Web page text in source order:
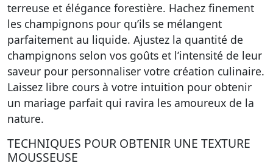
terreuse et élégance forestière. Hachez finement
les champignons pour qu’ils se mélangent
parfaitement au liquide. Ajustez la quantité de
champignons selon vos goûts et l’intensité de leur
saveur pour personnaliser votre création culinaire.
Laissez libre cours à votre intuition pour obtenir
un mariage parfait qui ravira les amoureux de la
nature.
TECHNIQUES POUR OBTENIR UNE TEXTURE
MOUSSEUSE